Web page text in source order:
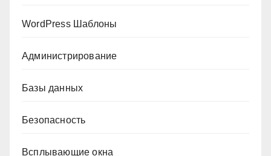
WordPress Шаблоны
Администрирование
Базы данных
Безопасность
Всплывающие окна